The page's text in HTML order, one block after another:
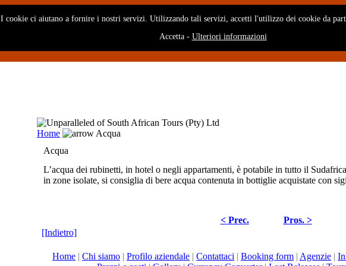
I cookie ci aiutano a fornire i nostri servizi. Utilizzando tali servizi, accetti l'utilizzo dei cookie da
Accetta- Ulteriori informazioni
Home
Acqua
Acqua
L’acqua dei rubinetti, in hotel o negli appartamenti, è potabile in tutto il
in zone isolate, si consiglia di bere acqua contenuta in bottiglie acquistate con
< Prec.
Pros. >
[Indietro]
Home | Chi siamo | Profilo aziendale | Contattaci | Booking form | Agenzie |